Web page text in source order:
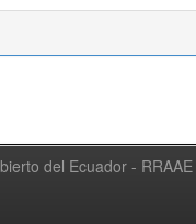
del Ecuador - RRAAE